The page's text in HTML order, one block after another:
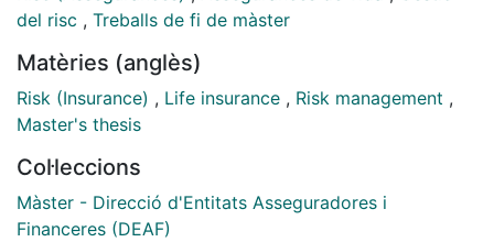
pasivo en dos modalidades de contratos de vida o
de un contrato de vida riesgo temporal anual
renovable y el segundo una vida entera primas
vitalicias. El primero de ellos se realiza bajo las
metodología BBA y realizando un análisis de la
sensibilidad del CSM a las hipótesis utilizadas en su
cálculo con el fin de remarcar la relevancia de estas
del risc , Treballs de fi de màster
Matèries (anglès)
Risk (Insurance) , Life insurance , Risk management ,
Master's thesis
Col·leccions
Màster - Direcció d'Entitats Asseguradores i
Financeres (DEAF)